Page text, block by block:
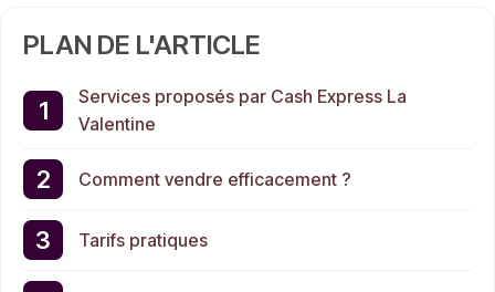
PLAN DE L'ARTICLE
Services proposés par Cash Express La
Valentine
Comment vendre efficacement ?
Tarifs pratiques